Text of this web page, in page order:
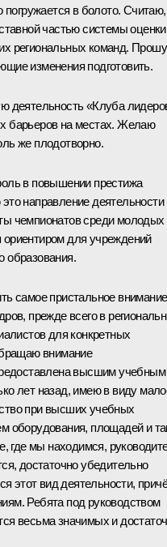
погружается в болото. Считаю,
частью системы оценки
региональных команд. Прошу
изменения подготовить.
деятельность «Клуба
барьеров на местах. Желаю
же плодотворно.
в повышении престижа
направление деятельности
чемпионатов среди молодых
для учреждений
образования.
самое пристальное внимание
прежде всего в
для конкретных
внимание
высшим учебным
лет назад, имею в виду
при высших учебных
оборудования, площадей и
где мы находимся,
достаточно убедительно
этот вид деятельности,
Ребята под руководством
весьма значимых и